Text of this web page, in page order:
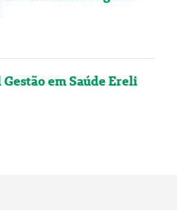
em Saúde Ereli